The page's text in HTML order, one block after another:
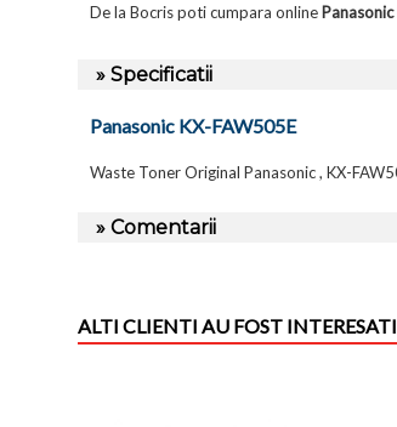
De la Bocris poti cumpara online
» Specificatii
Panasonic KX-FAW505E
Waste Toner Original Panasonic , KX-
» Comentarii
ALTI CLIENTI AU FOST